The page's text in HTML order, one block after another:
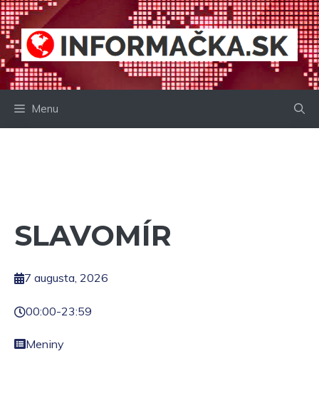
Preskočiť
na
obsah
Menu
SLAVOMÍR
7 augusta, 2026
00:00-23:59
Meniny